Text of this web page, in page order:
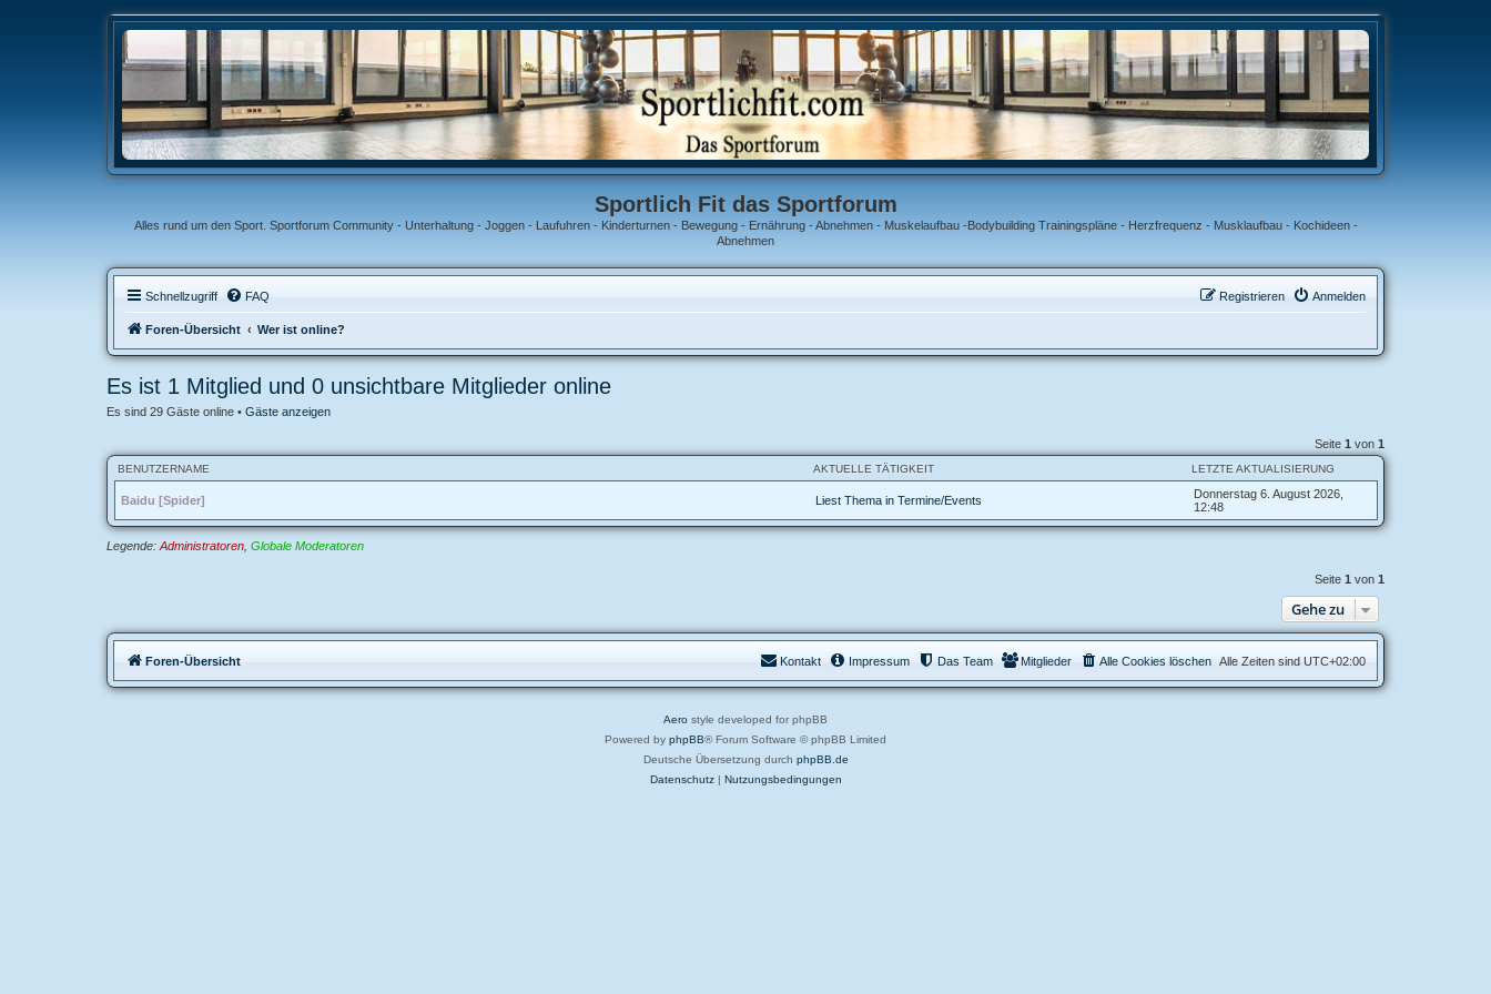
Sportlich Fit das Sportforum
Alles rund um den Sport. Sportforum Community - Unterhaltung - Joggen - Laufuhren - Kinderturnen - Bewegung - Ernährung - Abnehmen - Muskelaufbau -Bodybuilding Trainingspläne - Herzfrequenz - Musklaufbau - Kochideen -
Abnehmen
Schnellzugriff FAQ Anmelden
Registrieren
Foren-Übersicht Wer ist online?
Es ist 1 Mitglied und 0 unsichtbare Mitglieder online
Es sind 29 Gäste online • Gäste anzeigen
Seite 1 von 1
BENUTZERNAME AKTUELLE TÄTIGKEIT LETZTE AKTUALISIERUNG
Baidu [Spider] Liest Thema in Termine/Events
Donnerstag 6. August 2026,
12:48
Legende: Administratoren Globale Moderatoren
Seite 1 von 1
Gehe zu
Foren-Übersicht Alle Zeiten sind UTC+02:00
Alle Cookies löschen
Mitglieder
Das Team
Impressum
Kontakt
Aero style developed for phpBB
Powered by phpBB® Forum Software © phpBB Limited
Deutsche Übersetzung durch phpBB.de
Datenschutz| Nutzungsbedingungen